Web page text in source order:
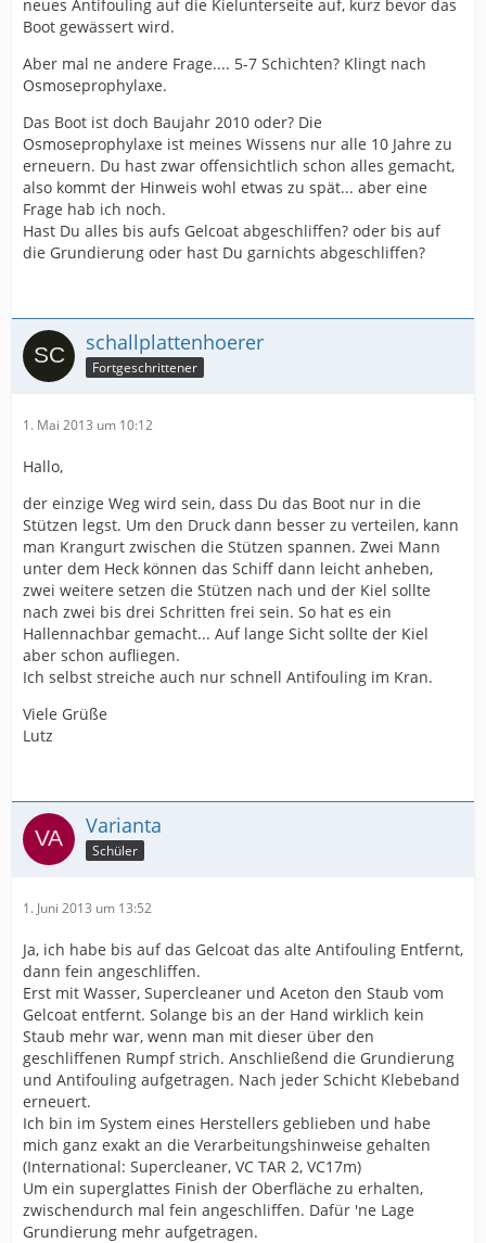
neues Antifouling auf die Kielunterseite auf, kurz bevor das
Boot gewässert wird.
Aber mal ne andere Frage.... 5-7 Schichten? Klingt nach
Osmoseprophylaxe.
Das Boot ist doch Baujahr 2010 oder? Die
Osmoseprophylaxe ist meines Wissens nur alle 10 Jahre zu
erneuern. Du hast zwar offensichtlich schon alles gemacht,
also kommt der Hinweis wohl etwas zu spät... aber eine
Frage hab ich noch.
Hast Du alles bis aufs Gelcoat abgeschliffen? oder bis auf
die Grundierung oder hast Du garnichts abgeschliffen?
schallplattenhoerer
Fortgeschrittener
1. Mai 2013 um 10:12
Hallo,
der einzige Weg wird sein, dass Du das Boot nur in die
Stützen legst. Um den Druck dann besser zu verteilen, kann
man Krangurt zwischen die Stützen spannen. Zwei Mann
unter dem Heck können das Schiff dann leicht anheben,
zwei weitere setzen die Stützen nach und der Kiel sollte
nach zwei bis drei Schritten frei sein. So hat es ein
Hallennachbar gemacht... Auf lange Sicht sollte der Kiel
aber schon aufliegen.
Ich selbst streiche auch nur schnell Antifouling im Kran.
Viele Grüße
Lutz
Varianta
Schüler
1. Juni 2013 um 13:52
Ja, ich habe bis auf das Gelcoat das alte Antifouling Entfernt,
dann fein angeschliffen.
Erst mit Wasser, Supercleaner und Aceton den Staub vom
Gelcoat entfernt. Solange bis an der Hand wirklich kein
Staub mehr war, wenn man mit dieser über den
geschliffenen Rumpf strich. Anschließend die Grundierung
und Antifouling aufgetragen. Nach jeder Schicht Klebeband
erneuert.
Ich bin im System eines Herstellers geblieben und habe
mich ganz exakt an die Verarbeitungshinweise gehalten
(International: Supercleaner, VC TAR 2, VC17m)
Um ein superglattes Finish der Oberfläche zu erhalten,
zwischendurch mal fein angeschliffen. Dafür 'ne Lage
Grundierung mehr aufgetragen.